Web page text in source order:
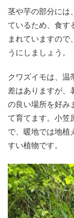
茎や芋の部分には
ているため、食す
まれていますので
うにしましょう。
クワズイモは、温
差はありますが、
の良い場所を好み
て育てます。小笠
で、暖地では地植
すい植物です。